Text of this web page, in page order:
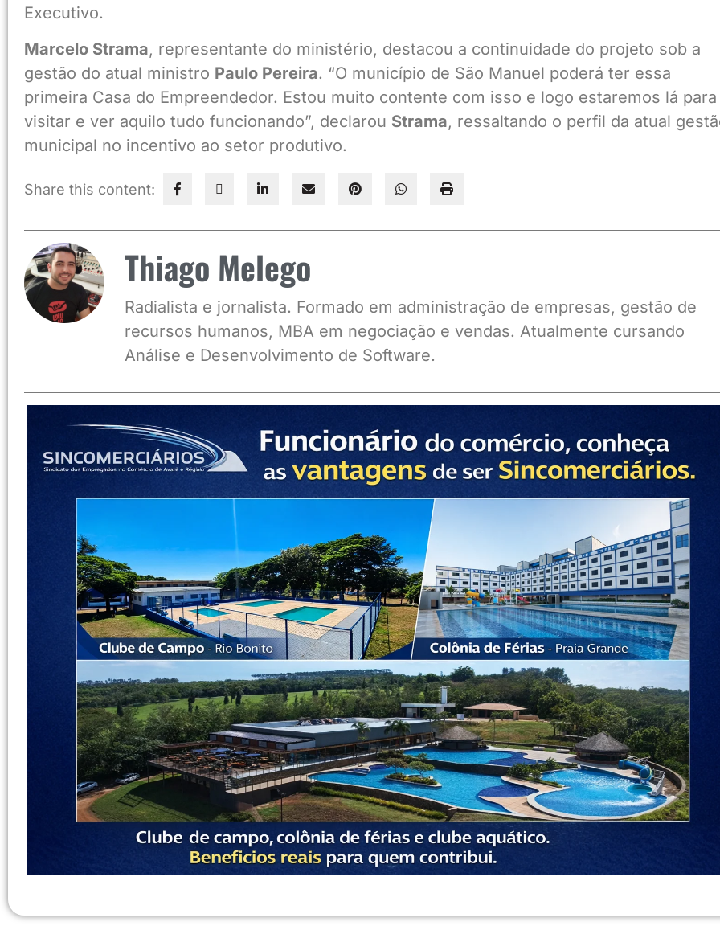
Executivo.
Marcelo Strama, representante do ministério, destacou a continuidade do projeto sob a
gestão do atual ministro Paulo Pereira. “O município de São Manuel poderá ter essa
primeira Casa do Empreendedor. Estou muito contente com isso e logo estaremos lá para
visitar e ver aquilo tudo funcionando”, declarou Strama, ressaltando o perfil da atual
municipal no incentivo ao setor produtivo.
Share this content:
Thiago Melego
Radialista e jornalista. Formado em administração de empresas, gestão de
recursos humanos, MBA em negociação e vendas. Atualmente cursando
Análise e Desenvolvimento de Software.